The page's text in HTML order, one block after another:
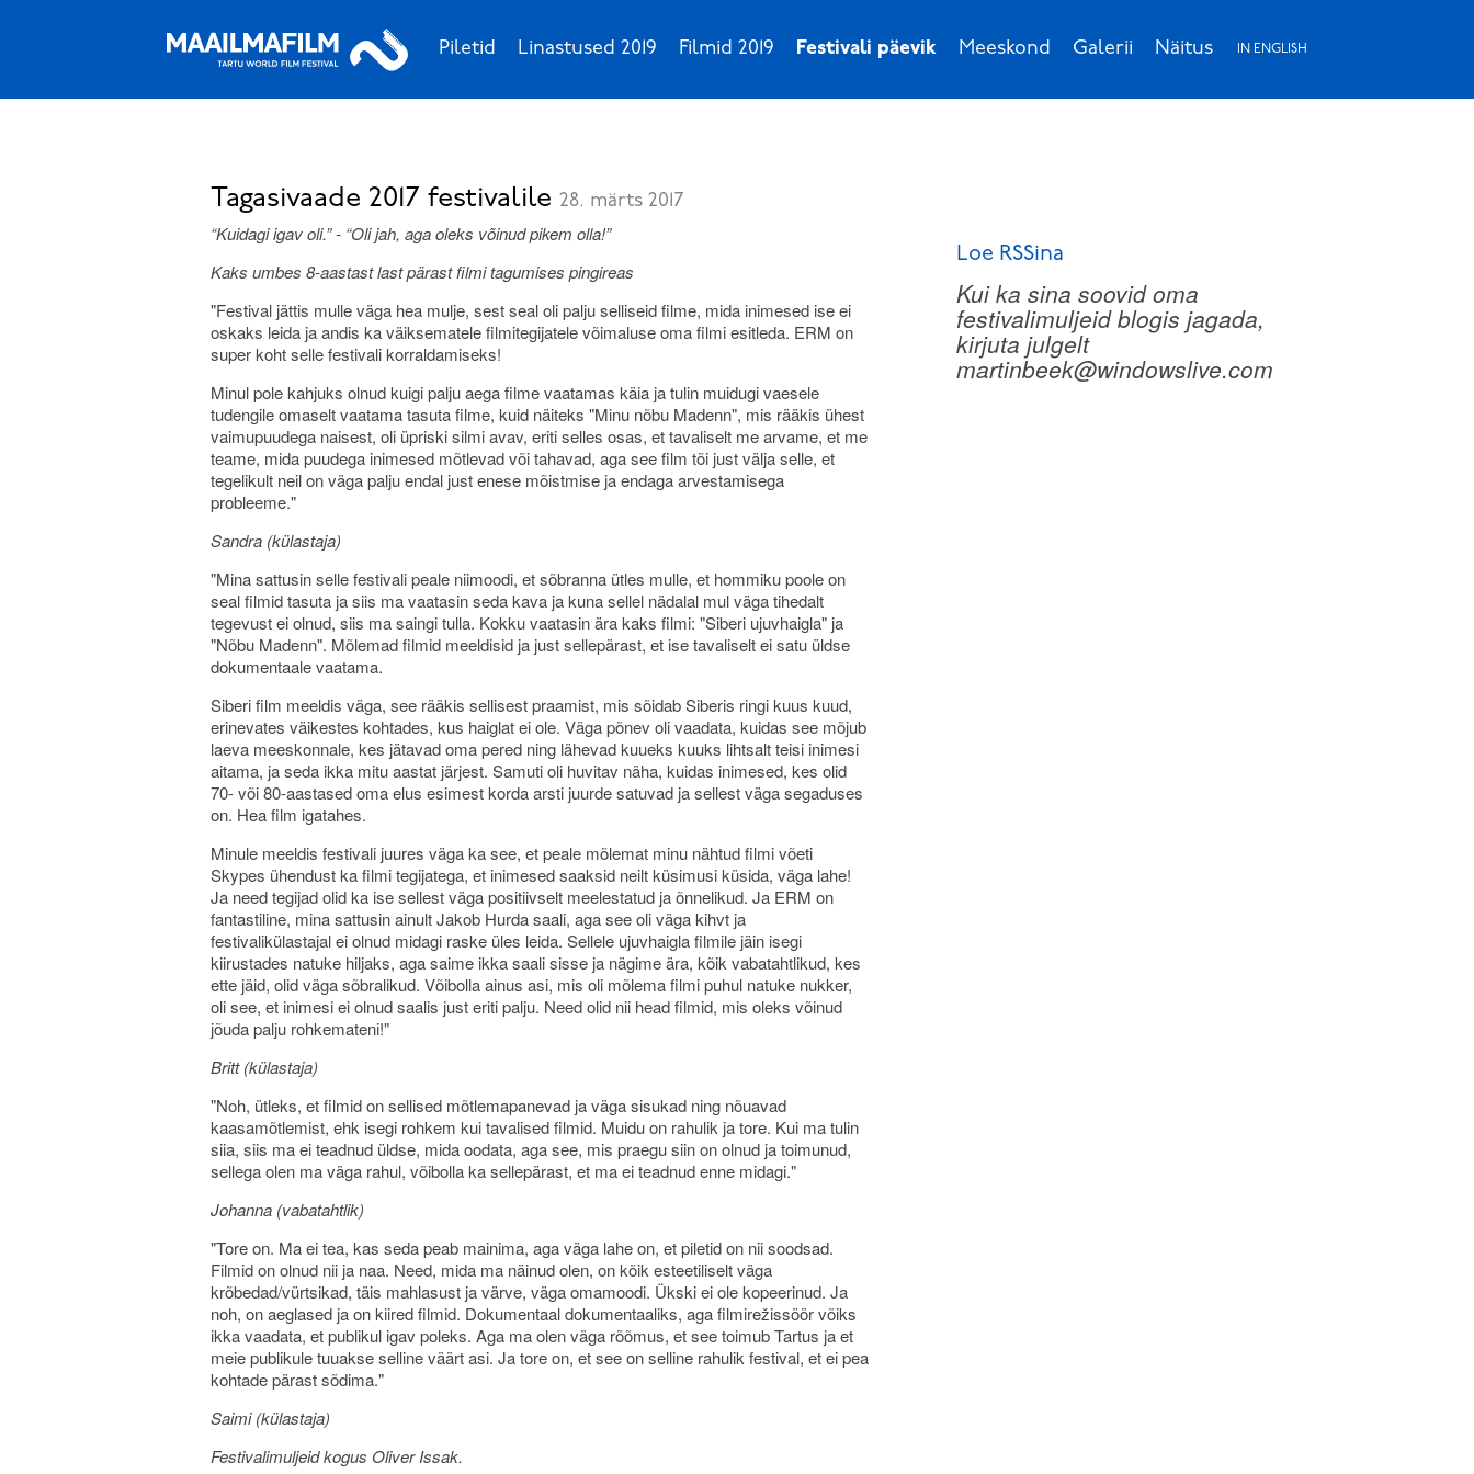
Piletid Linastused 2019 Filmid 2019 Festivali päevik Meeskond Galerii Näitus IN ENGLISH
Tagasivaade 2017 festivalile 28. märts 2017
“Kuidagi igav oli.” - “Oli jah, aga oleks võinud pikem olla!”
Kaks umbes 8-aastast lastpärast filmi tagumises pingireas
"Festival jättis mulle väga hea mulje, sest seal oli palju selliseid filme, mida inimesed ise ei
oskaks leida ja andis ka väiksematele filmitegijatele võimaluse oma filmi esitleda. ERM on
super koht selle festivali korraldamiseks!
Minul pole kahjuks olnud kuigi palju aega filme vaatamas käia ja tulin muidugi vaesele
tudengile omaselt vaatama tasuta filme, kuid näiteks "Minu nõbu Madenn", mis rääkis ühest
vaimupuudega naisest, oli üpriski silmi avav, eriti selles osas, et tavaliselt me arvame, et me
teame, mida puudega inimesed mõtlevad või tahavad, aga see film tõi just välja selle, et
tegelikult neil on väga palju endal just enese mõistmise ja endaga arvestamisega
probleeme."
Sandra (külastaja)
"Mina sattusin selle festivali peale niimoodi, et sõbranna ütles mulle, et hommiku poole on
seal filmid tasuta ja siis ma vaatasin seda kava ja kuna sellel nädalal mul väga tihedalt
tegevust ei olnud, siis ma saingi tulla. Kokku vaatasin ära kaks filmi: "Siberi ujuvhaigla" ja
"Nõbu Madenn". Mõlemad filmid meeldisid ja just sellepärast, et ise tavaliselt ei satu üldse
dokumentaale vaatama.
Siberi film meeldis väga, see rääkis sellisest praamist, mis sõidab Siberis ringi kuus kuud,
erinevates väikestes kohtades, kus haiglat ei ole. Väga põnev oli vaadata, kuidas see mõjub
laeva meeskonnale, kes jätavad oma pered ning lähevad kuueks kuuks lihtsalt teisi inimesi
aitama, ja seda ikka mitu aastat järjest. Samuti oli huvitav näha, kuidas inimesed, kes olid
70- või 80-aastased oma elus esimest korda arsti juurde satuvad ja sellest väga segaduses
on. Hea film igatahes.
Minule meeldis festivali juures väga ka see, et peale mõlemat minu nähtud filmi võeti
Skypes ühendust ka filmi tegijatega, et inimesed saaksid neilt küsimusi küsida, väga lahe!
Ja need tegijad olid ka ise sellest väga positiivselt meelestatud ja õnnelikud. Ja ERM on
fantastiline, mina sattusin ainult Jakob Hurda saali, aga see oli väga kihvt ja
festivalikülastajal ei olnud midagi raske üles leida. Sellele ujuvhaigla filmile jäin isegi
kiirustades natuke hiljaks, aga saime ikka saali sisse ja nägime ära, kõik vabatahtlikud, kes
ette jäid, olid väga sõbralikud. Võibolla ainus asi, mis oli mõlema filmi puhul natuke nukker,
oli see, et inimesi ei olnud saalis just eriti palju. Need olid nii head filmid, mis oleks võinud
jõuda palju rohkemateni!"
Britt (külastaja)
"Noh, ütleks, et filmid on sellised mõtlemapanevad ja väga sisukad ning nõuavad
kaasamõtlemist, ehk isegi rohkem kui tavalised filmid. Muidu on rahulik ja tore. Kui ma tulin
siia, siis ma ei teadnud üldse, mida oodata, aga see, mis praegu siin on olnud ja toimunud,
sellega olen ma väga rahul, võibolla ka sellepärast, et ma ei teadnud enne midagi."
Johanna (vabatahtlik)
"Tore on. Ma ei tea, kas seda peab mainima, aga väga lahe on, et piletid on nii soodsad.
Filmid on olnud nii ja naa. Need, mida ma näinud olen, on kõik esteetiliselt väga
krõbedad/vürtsikad, täis mahlasust ja värve, väga omamoodi. Ükski ei ole kopeerinud. Ja
noh, on aeglased ja on kiired filmid. Dokumentaal dokumentaaliks, aga filmirežissöör võiks
ikka vaadata, et publikul igav poleks. Aga ma olen väga rõõmus, et see toimub Tartus ja et
meie publikule tuuakse selline väärt asi. Ja tore on, et see on selline rahulik festival, et ei pea
kohtade pärast sõdima."
Saimi (külastaja)
Festivalimuljeid kogus Oliver Issak.
Loe RSSina
Kui ka sina soovid oma
festivalimuljeid blogis jagada,
kirjuta julgelt
martinbeek@windowslive.com